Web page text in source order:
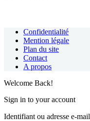
Confidentialité
Mention légale
Plan du site
Contact
A propos
Welcome Back!
Sign in to your account
Identifiant ou adresse e-mail